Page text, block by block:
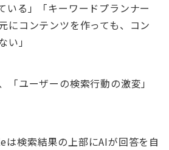
いる」「キーワードプランナー
にコンテンツを作っても、コン
い」
「ユーザーの検索行動の激変」
検索結果の上部にAIが回答を自